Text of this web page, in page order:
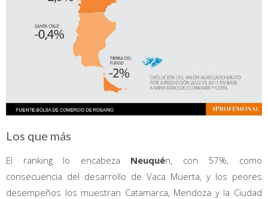
Los que más
El ranking lo encabeza Neuquén, con 57%, como
consecuencia del desarrollo de Vaca Muerta, y los peores
desempeños los muestran Catamarca, Mendoza y la Ciudad